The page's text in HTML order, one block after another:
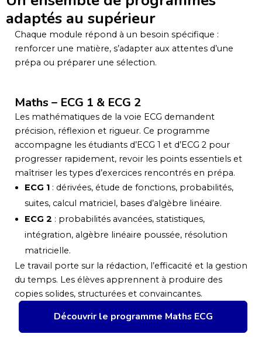
adaptés au supérieur
Chaque module répond à un besoin spécifique :
renforcer une matière, s’adapter aux attentes d’une
prépa ou préparer une sélection.
Maths – ECG 1 & ECG 2
Les mathématiques de la voie ECG demandent
précision, réflexion et rigueur. Ce programme
accompagne les étudiants d’ECG 1 et d’ECG 2 pour
progresser rapidement, revoir les points essentiels et
maîtriser les types d’exercices rencontrés en prépa.
ECG 1 : dérivées, étude de fonctions, probabilités,
suites, calcul matriciel, bases d’algèbre linéaire.
ECG 2 : probabilités avancées, statistiques,
intégration, algèbre linéaire poussée, résolution
matricielle.
Le travail porte sur la rédaction, l’efficacité et la gestion
du temps. Les élèves apprennent à produire des
copies solides, structurées et convaincantes.
Découvrir le programme Maths ECG